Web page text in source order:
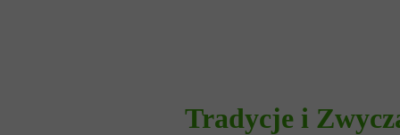
Tradycje i